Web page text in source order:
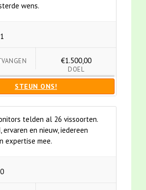
wens.
1
€1.500,00
DOEL
STEUN ONS!
telden al 26 vissoorten.
ervaren en nieuw, iedereen
expertise mee.
0